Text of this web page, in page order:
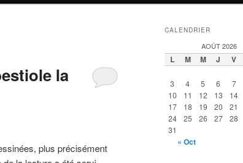
la
plus précisément
CALENDRIER
AOÛT 2026
L M M J V
3
4 5 6 7
10
11 12 13 14
17
18 19 20 21
24
25 26 27 28
31
« Oct